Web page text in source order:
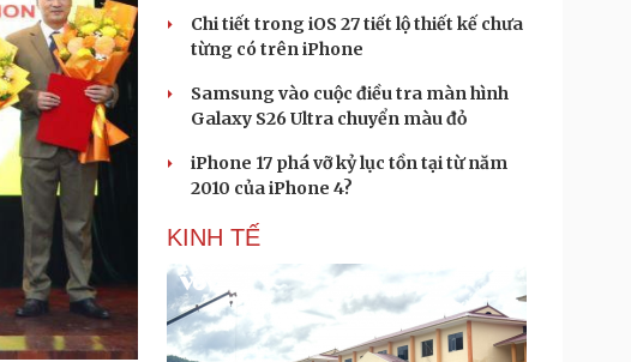
Chi tiết trong iOS 27 tiết lộ thiết kế chưa
từng có trên iPhone
Samsung vào cuộc điều tra màn hình
Galaxy S26 Ultra chuyển màu đỏ
iPhone 17 phá vỡ kỷ lục tồn tại từ năm
2010 của iPhone 4?
KINH TẾ